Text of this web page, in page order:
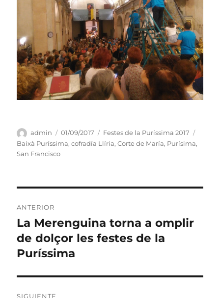
Autor
admin
Publicado
el
01/09/2017 Categorías
Festes de la Puríssima 2017
Baixà Puríssima,cofradía Llíria,Corte de María, Purísima,
San Francisco
de
entradas
ANTERIOR
Entrada
anterior:
La Merenguina torna a omplir
de dolçor les festes de la
Puríssima
SIGUIENTE